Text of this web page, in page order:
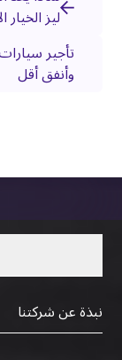
ليز
تأجير
وأنفق أقل
نبذة عن شركتنا